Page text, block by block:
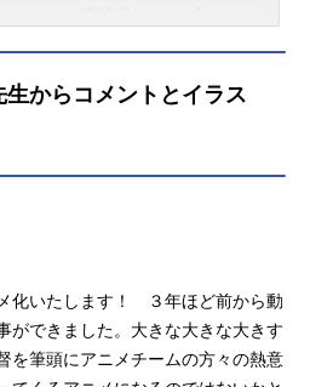
からコメントとイラス
化いたします！ ３年ほど前から動
ができました。大きな大きな大きす
を筆頭にアニメチームの方々の熱意